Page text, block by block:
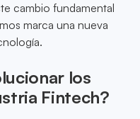
cambio fundamental
marca una nueva
los
Fintech?